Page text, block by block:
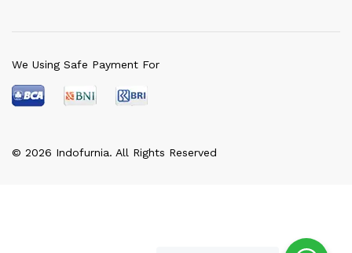
© 2026 Indofurnia. All Rights Reserved
We Using Safe Payment For